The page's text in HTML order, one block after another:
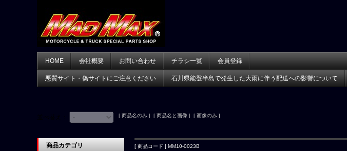
HOME 会社概要 お問い合わせ チラシ一覧 会員登録
悪質サイト・偽サイトにご注意ください 石川県能登半島で発生した大雨に伴う配送への影響について
[ 商品名のみ ] [ 商品名と画像 ] [ 画像のみ ]
[ 商品コード ] MM10-0023B
商品カテゴリ